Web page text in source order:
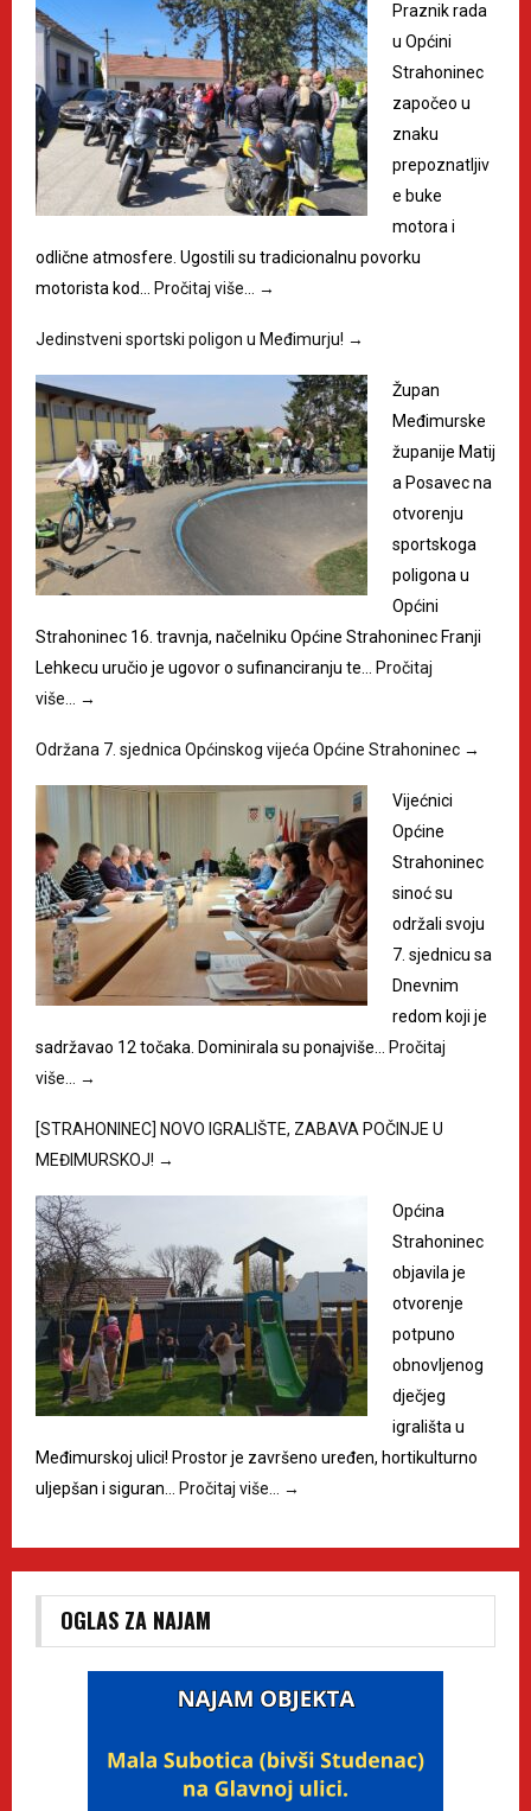
Praznik rada
u Općini
Strahoninec
započeo u
znaku
prepoznatljiv
e buke
motora i
odlične atmosfere. Ugostili su tradicionalnu povorku
motorista kod…
Pročitaj više… →
Jedinstveni sportski poligon u Međimurju! →
Župan
Međimurske
županije Matij
a Posavec na
otvorenju
sportskoga
poligona u
Općini
Strahoninec 16. travnja, načelniku Općine Strahoninec Franji
Lehkecu uručio je ugovor o sufinanciranju te…
Pročitaj
više…
→
Održana 7. sjednica Općinskog vijeća Općine Strahoninec →
Vijećnici
Općine
Strahoninec
sinoć su
održali svoju
7. sjednicu sa
Dnevnim
redom koji je
sadržavao 12 točaka. Dominirala su ponajviše…
Pročitaj
više…
→
[STRAHONINEC] NOVO IGRALIŠTE, ZABAVA POČINJE U
MEĐIMURSKOJ! →
Općina
Strahoninec
objavila je
otvorenje
potpuno
obnovljenog
dječjeg
igrališta u
Međimurskoj ulici! Prostor je završeno uređen, hortikulturno
uljepšan i siguran…
Pročitaj više… →
OGLAS ZA NAJAM